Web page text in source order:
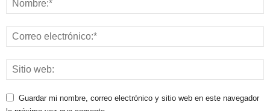
Guardar mi nombre, correo electrónico y sitio web en este navegador